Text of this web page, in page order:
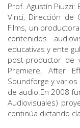
Prof. Agustín Piuzzi:
Vinci, Dirección de
Films, un
contenidos
educativas y ente
post-productor de
Premiere, After
Soundforge y
de audio.En 2008
Audiovisuales)
continúa dictando